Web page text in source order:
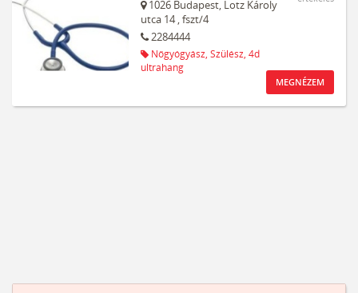
1026 Budapest, Lotz Károly
utca 14, fszt/4
2284444
Nőgyógyász, Szülész, 4d
ultrahang
MEGNÉZEM